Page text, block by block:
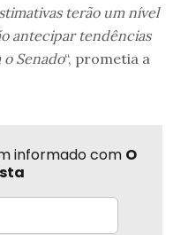
terão um nível
antecipar tendências
Senado“, prometia a
informado com O